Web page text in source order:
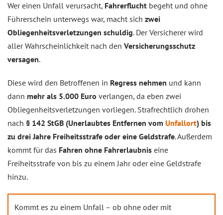
Wer einen Unfall verursacht, Fahrerflucht begeht und ohne
Führerschein unterwegs war, macht sich zwei
Obliegenheitsverletzungen schuldig. Der Versicherer wird
aller Wahrscheinlichkeit nach den Versicherungsschutz
versagen.
Diese wird den Betroffenen in Regress nehmen und kann
dann mehr als 5.000 Euro verlangen, da eben zwei
Obliegenheitsverletzungen vorliegen. Strafrechtlich drohen
nach § 142 StGB (Unerlaubtes Entfernen vom Unfallort) bis
zu drei Jahre Freiheitsstrafe oder eine Geldstrafe. Außerdem
kommt für das Fahren ohne Fahrerlaubnis eine
Freiheitsstrafe von bis zu einem Jahr oder eine Geldstrafe
hinzu.
Kommt es zu einem Unfall – ob ohne oder mit